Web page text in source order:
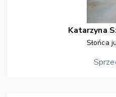
Katarzyna
Słońca